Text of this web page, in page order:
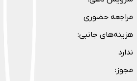
مراجعه حضوری
هزینه‌های جانبی:
ندارد
مجوز :